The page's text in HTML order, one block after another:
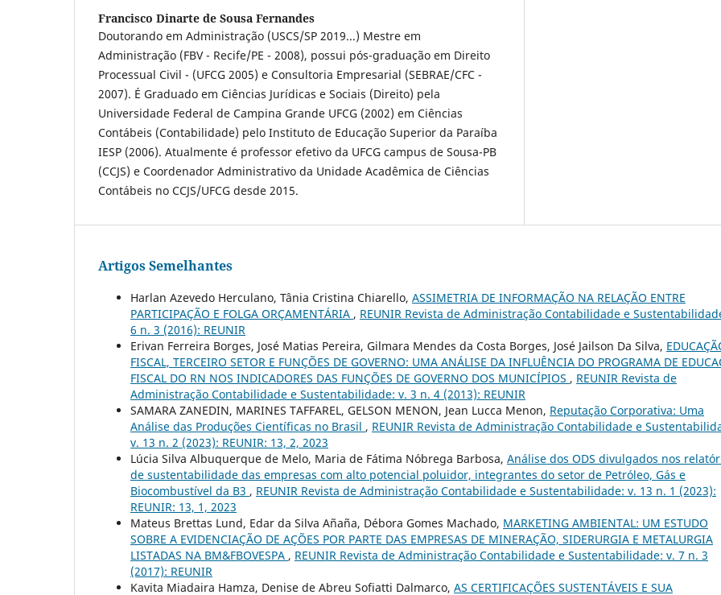
Francisco Dinarte de Sousa Fernandes
Doutorando em Administração (USCS/SP 2019...) Mestre em
Administração (FBV - Recife/PE - 2008), possui pós-graduação em Direito
Processual Civil - (UFCG 2005) e Consultoria Empresarial (SEBRAE/CFC -
2007). É Graduado em Ciências Jurídicas e Sociais (Direito) pela
Universidade Federal de Campina Grande UFCG (2002) em Ciências
Contábeis (Contabilidade) pelo Instituto de Educação Superior da Paraíba
IESP (2006). Atualmente é professor efetivo da UFCG campus de Sousa-PB
(CCJS) e Coordenador Administrativo da Unidade Acadêmica de Ciências
Contábeis no CCJS/UFCG desde 2015.
Artigos Semelhantes
Harlan Azevedo Herculano, Tânia Cristina Chiarello, ASSIMETRIA DE INFORMAÇÃO NA RELAÇÃO ENTRE
PARTICIPAÇÃO E FOLGA ORÇAMENTÁRIA , REUNIR Revista de Administração Contabilidade e
6 n. 3 (2016): REUNIR
Erivan Ferreira Borges, José Matias Pereira, Gilmara Mendes da Costa Borges, José Jailson Da Silva,
FISCAL, TERCEIRO SETOR E FUNÇÕES DE GOVERNO: UMA ANÁLISE DA INFLUÊNCIA DO PROGRAMA DE
FISCAL DO RN NOS INDICADORES DAS FUNÇÕES DE GOVERNO DOS MUNICÍPIOS , REUNIR Revista de
Administração Contabilidade e Sustentabilidade: v. 3 n. 4 (2013): REUNIR
SAMARA ZANEDIN, MARINES TAFFAREL, GELSON MENON, Jean Lucca Menon, Reputação Corporativa: Uma
Análise das Produções Científicas no Brasil , REUNIR Revista de Administração Contabilidade e
v. 13 n. 2 (2023): REUNIR: 13, 2, 2023
Lúcia Silva Albuquerque de Melo, Maria de Fátima Nóbrega Barbosa, Análise dos ODS divulgados nos
de sustentabilidade das empresas com alto potencial poluidor, integrantes do setor de Petróleo, Gás e
Biocombustível da B3 , REUNIR Revista de Administração Contabilidade e Sustentabilidade: v. 13 n. 1 (2023):
REUNIR: 13, 1, 2023
Mateus Brettas Lund, Edar da Silva Añaña, Débora Gomes Machado, MARKETING AMBIENTAL: UM ESTUDO
SOBRE A EVIDENCIAÇÃO DE AÇÕES POR PARTE DAS EMPRESAS DE MINERAÇÃO, SIDERURGIA E METALURGIA
LISTADAS NA BM&FBOVESPA , REUNIR Revista de Administração Contabilidade e Sustentabilidade: v. 7 n. 3
(2017): REUNIR
Kavita Miadaira Hamza, Denise de Abreu Sofiatti Dalmarco, AS CERTIFICAÇÕES SUSTENTÁVEIS E SUA